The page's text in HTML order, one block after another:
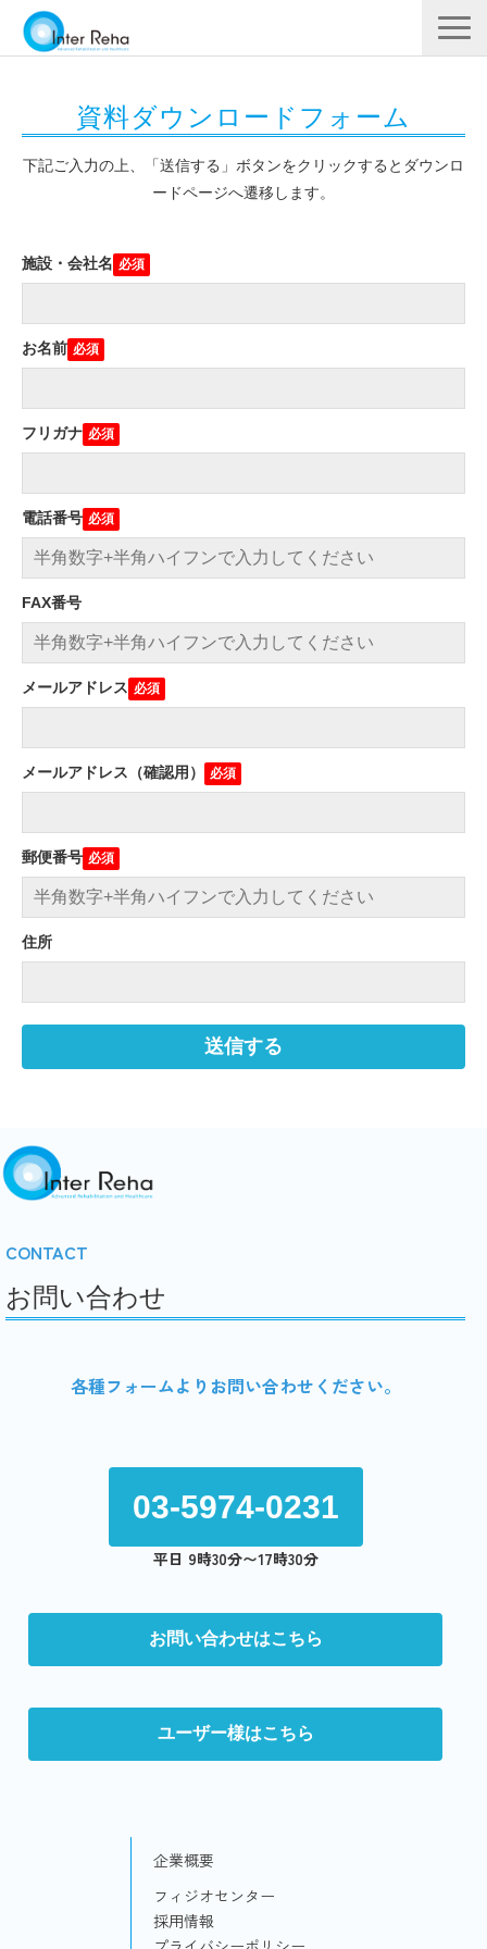
製品一覧
展示会・学会
資料ダウンロードフォーム
下記ご入力の上、「送信する」ボタンをクリックするとダウンロ
ードページへ遷移します。
施設・会社名
お名前
フリガナ
電話番号
FAX番号
メールアドレス
メールアドレス（確認用）
郵便番号
住所
CONTACT
お問い合わせ
各種フォームよりお問い合わせください。
03-5974-0231
平日 9時30分〜17時30分
お問い合わせはこちら
ユーザー様はこちら
企業概要
フィジオセンター
採用情報